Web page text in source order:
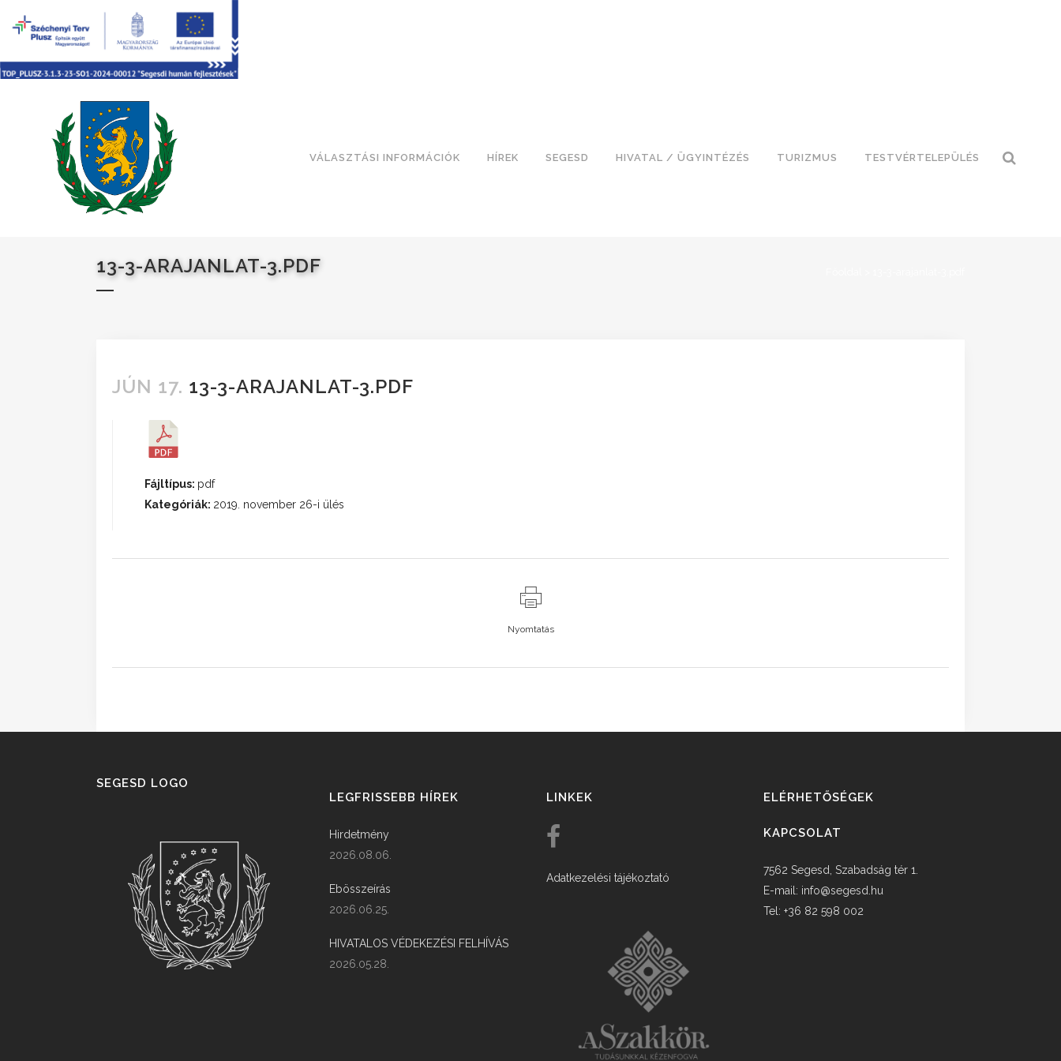
VÁLASZTÁSI INFORMÁCIÓK HÍREK SEGESD HIVATAL / ÜGYINTÉZÉS TURIZMUS TESTVÉRTELEPÜLÉS
13-3-ARAJANLAT-3.PDF
JÚN 17. 13-3-ARAJANLAT-3.PDF
Fájltípus: pdf
Kategóriák: 2019. november 26-i ülés
Nyomtatás
SEGESD LOGO
LEGFRISSEBB HÍREK
Hirdetmény
2026.08.06.
Ebösszeírás
2026.06.25.
HIVATALOS VÉDEKEZÉSI FELHÍVÁS
2026.05.28.
LINKEK
Adatkezelési tájékoztató
ELÉRHETŐSÉGEK
KAPCSOLAT
7562 Segesd, Szabadság tér 1.
E-mail: info@segesd.hu
Tel: +36 82 598 002